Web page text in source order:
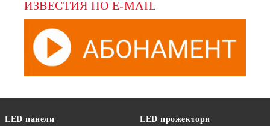
ИЗВЕСТИЯ ПО E-MAIL
LED панели
LED прожектори